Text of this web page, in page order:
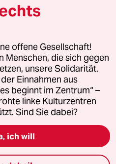
GmbH
Fragen oder für Genehmigungen
Kommune-Richtlinien
Impressum AGB
widerrufen (Ads)
offene Gesellschaft!
Menschen, die sich gegen
unsere Solidarität.
Einnahmen aus
beginnt im Zentrum“ –
linke Kulturzentren
Sind Sie dabei?
ich will